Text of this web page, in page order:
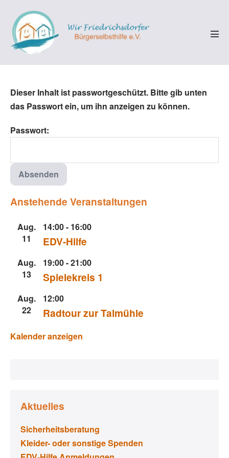
Inhalt
springen
Dieser Inhalt ist passwortgeschützt. Bitte gib unten
das Passwort ein, um ihn anzeigen zu können.
Passwort:
Anstehende Veranstaltungen
Aug.
11
14:00- 16:00
EDV-Hilfe
Aug.
13
19:00-21:00
Spielekreis 1
Aug.
22
12:00
Radtour zur Talmühle
Kalender anzeigen
Aktuelles
Sicherheitsberatung
Kleider- oder sonstige Spenden